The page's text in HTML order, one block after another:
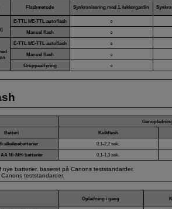
Flashmetode Synkronisering med 1. lukkergardin
E-TTL II/E-TTL autoflash ○
Manuel flash
○
E-TTL II/E-TTL autoflash ○
Manuel flash
○
Gruppeaffyring
○
Batteri
Kvikflash
alkalinebatterier
0,1-2,2 sek.
AA Ni-MH-batterier
0,1-1,3 sek.
nye batterier, baseret på Canons teststandarder.
teststandarder.
Opladning i gang